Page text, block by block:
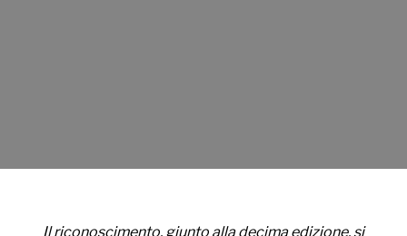
Il riconoscimento, giunto alla decima edizione, si